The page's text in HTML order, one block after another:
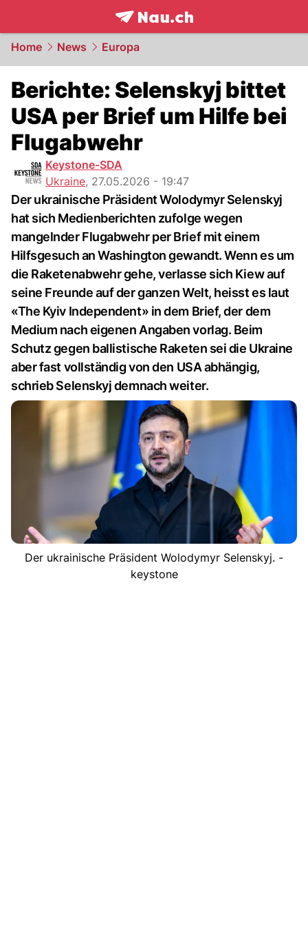
frontpage.NAU.ch
Home News Europa
Berichte: Selenskyj bittet
USA per Brief um Hilfe bei
Flugabwehr
Keystone-SDA
Ukraine, 27.05.2026 - 19:47
Der ukrainische Präsident Wolodymyr Selenskyj
hat sich Medienberichten zufolge wegen
mangelnder Flugabwehr per Brief mit einem
Hilfsgesuch an Washington gewandt. Wenn es um
die Raketenabwehr gehe, verlasse sich Kiew auf
seine Freunde auf der ganzen Welt, heisst es laut
«The Kyiv Independent» in dem Brief, der dem
Medium nach eigenen Angaben vorlag. Beim
Schutz gegen ballistische Raketen sei die Ukraine
aber fast vollständig von den USA abhängig,
schrieb Selenskyj demnach weiter.
Der ukrainische Präsident Wolodymyr Selenskyj. -
keystone